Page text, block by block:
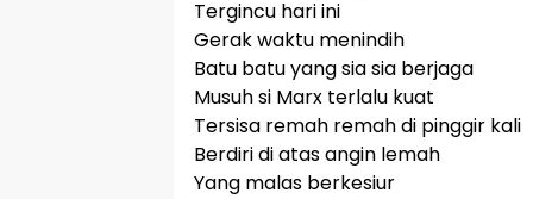
Tergincu hari ini
Gerak waktu menindih
Batu batu yang sia sia berjaga
Musuh si Marx terlalu kuat
Tersisa remah remah di pinggir kali
Berdiri di atas angin lemah
Yang malas berkesiur